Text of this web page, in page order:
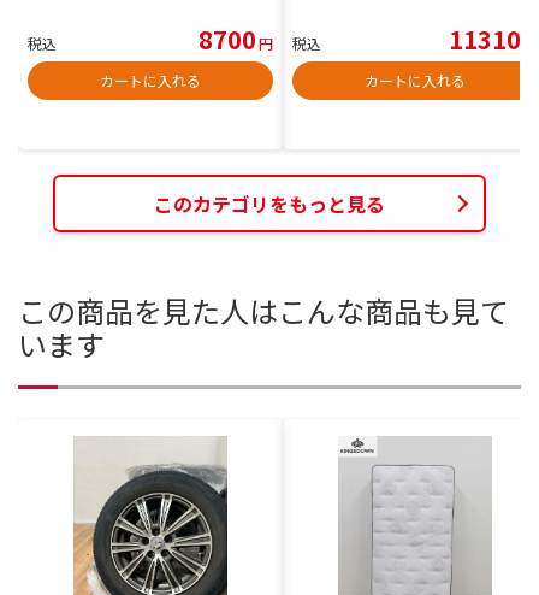
税込 8700円
カートに入れる
税込 11310
カートに入れる
このカテゴリをもっと見る
この商品を見た人はこんな商品も見て
います